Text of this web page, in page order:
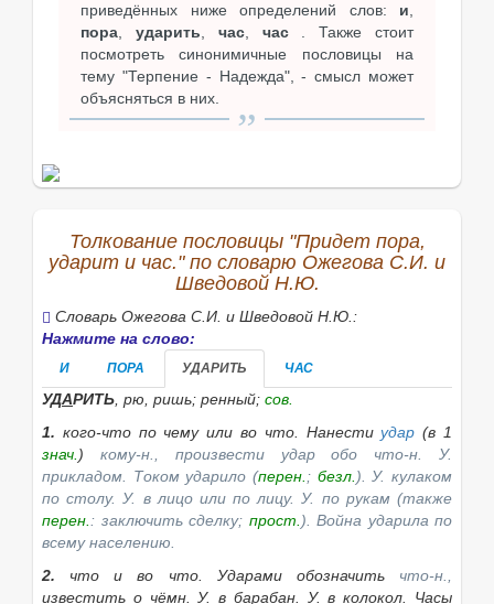
приведённых ниже определений слов: и,
пора, ударить, час, час. Также стоит
посмотреть синонимичные пословицы на
тему "Терпение - Надежда", - смысл может
объясняться в них.
Толкование пословицы "Придет пора,
ударит и час." по словарю Ожегова С.И. и
Шведовой Н.Ю.
Словарь Ожегова С.И. и Шведовой Н.Ю.:
Нажмите на слово:
И ПОРА УДАРИТЬ ЧАС
УДАРИТЬ, рю, ришь; ренный; сов.
1. кого-что по чемуиливо что. Нанестиудар (в 1
знач.) кому-н., произвести удар обо что-н.
У.
прикладом. Током ударило (перен.; безл.).У. кулаком
по столу. У. в лицоилипо лицу. У. по рукам(также
перен.: заключить сделку; прост.). Война ударила по
всему населению.
2.
что иво что. Ударами обозначить что-н.,
известить о чёмн.У. в барабан. У. в колокол. Часы